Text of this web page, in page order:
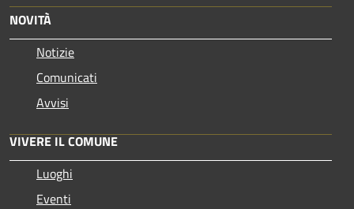
NOVITÀ
Notizie
Comunicati
Avvisi
VIVERE IL COMUNE
Luoghi
Eventi